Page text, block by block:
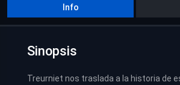
Info
Sinopsis
Treurniet nos traslada a la historia de